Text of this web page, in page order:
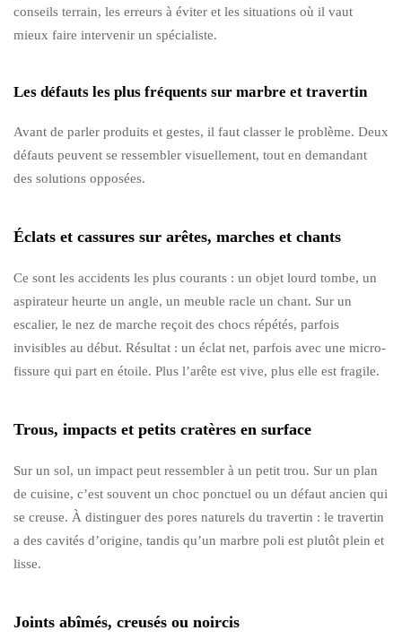
conseils terrain, les erreurs à éviter et les situations où il vaut
mieux faire intervenir un spécialiste.
Les défauts les plus fréquents sur marbre et travertin
Avant de parler produits et gestes, il faut classer le problème. Deux
défauts peuvent se ressembler visuellement, tout en demandant
des solutions opposées.
Éclats et cassures sur arêtes, marches et chants
Ce sont les accidents les plus courants : un objet lourd tombe, un
aspirateur heurte un angle, un meuble racle un chant. Sur un
escalier, le nez de marche reçoit des chocs répétés, parfois
invisibles au début. Résultat : un éclat net, parfois avec une micro-
fissure qui part en étoile. Plus l’arête est vive, plus elle est fragile.
Trous, impacts et petits cratères en surface
Sur un sol, un impact peut ressembler à un petit trou. Sur un plan
de cuisine, c’est souvent un choc ponctuel ou un défaut ancien qui
se creuse. À distinguer des pores naturels du travertin : le travertin
a des cavités d’origine, tandis qu’un marbre poli est plutôt plein et
lisse.
Joints abîmés, creusés ou noircis